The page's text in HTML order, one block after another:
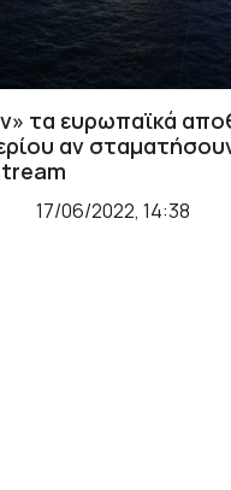
τα ευρωπαϊκά
αν
17/06/2022, 14:38